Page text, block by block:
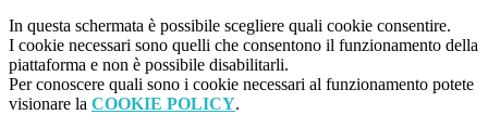
In questa schermata è possibile scegliere quali cookie consentire.
I cookie necessari sono quelli che consentono il funzionamento della
piattaforma e non è possibile disabilitarli.
Per conoscere quali sono i cookie necessari al funzionamento potete
visionare la COOKIE POLICY.